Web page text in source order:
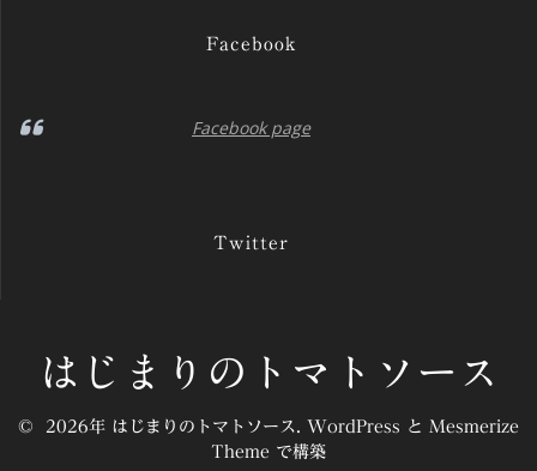
Facebook
Facebook page
Twitter
はじまりのトマトソース
© 2026年 はじまりのトマトソース. WordPress と Mesmerize
Theme で構築